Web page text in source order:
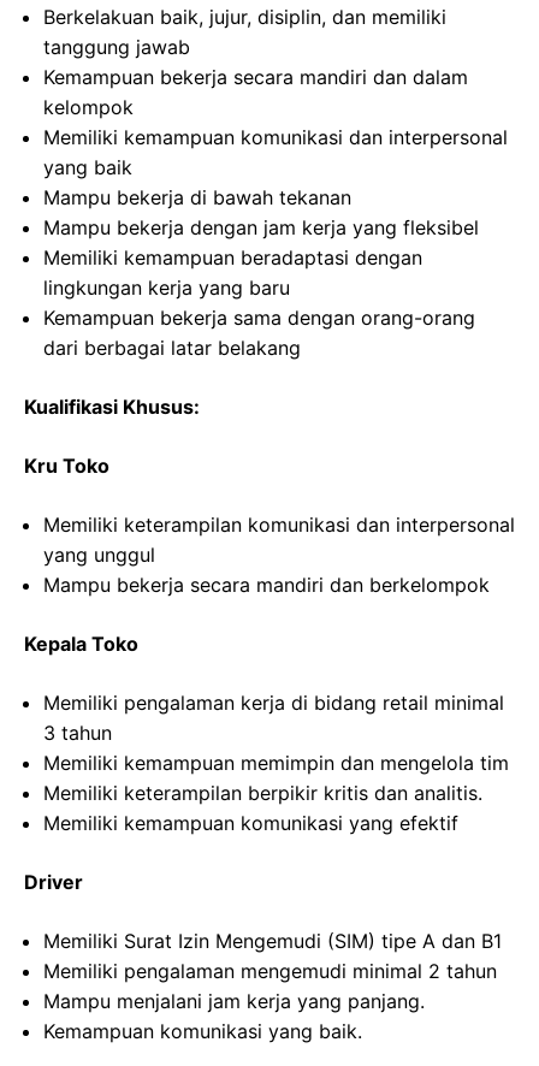
Berkelakuan baik, jujur, disiplin, dan memiliki
tanggung jawab
Kemampuan bekerja secara mandiri dan dalam
kelompok
Memiliki kemampuan komunikasi dan interpersonal
yang baik
Mampu bekerja di bawah tekanan
Mampu bekerja dengan jam kerja yang fleksibel
Memiliki kemampuan beradaptasi dengan
lingkungan kerja yang baru
Kemampuan bekerja sama dengan orang-orang
dari berbagai latar belakang
Kualifikasi Khusus:
Kru Toko
Memiliki keterampilan komunikasi dan interpersonal
yang unggul
Mampu bekerja secara mandiri dan berkelompok
Kepala Toko
Memiliki pengalaman kerja di bidang retail minimal
3 tahun
Memiliki kemampuan memimpin dan mengelola tim
Memiliki keterampilan berpikir kritis dan analitis.
Memiliki kemampuan komunikasi yang efektif
Driver
Memiliki Surat Izin Mengemudi (SIM) tipe A dan B1
Memiliki pengalaman mengemudi minimal 2 tahun
Mampu menjalani jam kerja yang panjang.
Kemampuan komunikasi yang baik.